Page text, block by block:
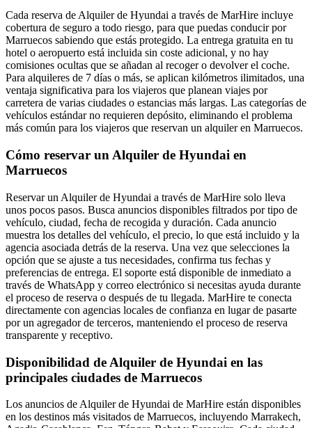
Cada reserva de Alquiler de Hyundai a través de MarHire incluye
cobertura de seguro a todo riesgo, para que puedas conducir por
Marruecos sabiendo que estás protegido. La entrega gratuita en tu
hotel o aeropuerto está incluida sin coste adicional, y no hay
comisiones ocultas que se añadan al recoger o devolver el coche.
Para alquileres de 7 días o más, se aplican kilómetros ilimitados, una
ventaja significativa para los viajeros que planean viajes por
carretera de varias ciudades o estancias más largas. Las categorías de
vehículos estándar no requieren depósito, eliminando el problema
más común para los viajeros que reservan un alquiler en Marruecos.
Cómo reservar un Alquiler de Hyundai en
Marruecos
Reservar un Alquiler de Hyundai a través de MarHire solo lleva
unos pocos pasos. Busca anuncios disponibles filtrados por tipo de
vehículo, ciudad, fecha de recogida y duración. Cada anuncio
muestra los detalles del vehículo, el precio, lo que está incluido y la
agencia asociada detrás de la reserva. Una vez que selecciones la
opción que se ajuste a tus necesidades, confirma tus fechas y
preferencias de entrega. El soporte está disponible de inmediato a
través de WhatsApp y correo electrónico si necesitas ayuda durante
el proceso de reserva o después de tu llegada. MarHire te conecta
directamente con agencias locales de confianza en lugar de pasarte
por un agregador de terceros, manteniendo el proceso de reserva
transparente y receptivo.
Disponibilidad de Alquiler de Hyundai en las
principales ciudades de Marruecos
Los anuncios de Alquiler de Hyundai de MarHire están disponibles
en los destinos más visitados de Marruecos, incluyendo Marrakech,